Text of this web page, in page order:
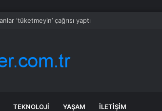
TEKNOLOJI YAŞAM İLETIŞIM